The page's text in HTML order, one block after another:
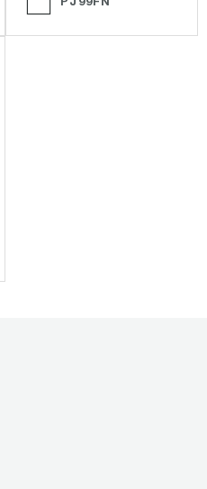
PJ99FN